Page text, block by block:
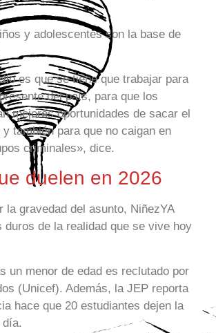
y adolescentes son la base de
es que se tiene que trabajar para
del país, para que los
mejores oportunidades de sacar el
también para que no caigan en
criminales», dice.
duelen en 2026
la gravedad del asunto, NiñezYA
duros de la realidad que se vive hoy
un menor de edad es reclutado por
(Unicef). Además, la JEP reporta
hace que 20 estudiantes dejen la